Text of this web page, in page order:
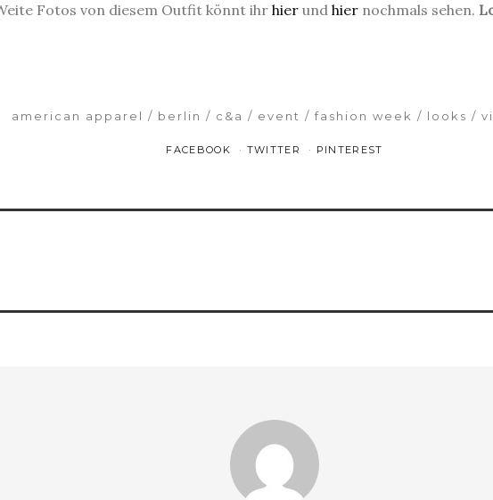
Fotos von diesem Outfit könnt ihrhier und hier nochmals sehen.
american apparel berlin c&a event fashion week looks
FACEBOOK TWITTER PINTEREST